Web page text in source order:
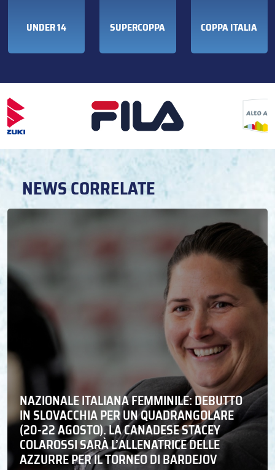
UNDER 14 SUPERCOPPA COPPA ITALIA
NEWS CORRELATE
NAZIONALE ITALIANA FEMMINILE: DEBUTTO
IN SLOVACCHIA PER UN QUADRANGOLARE
(20-22 AGOSTO). LA CANADESE STACEY
COLAROSSI SARÀ L’ALLENATRICE DELLE
AZZURRE PER IL TORNEO DI BARDEJOV